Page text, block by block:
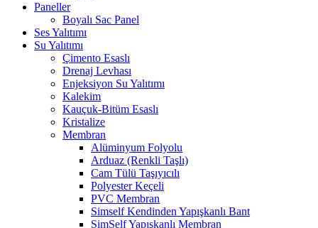
Paneller
Boyalı Sac Panel
Ses Yalıtımı
Su Yalıtımı
Çimento Esaslı
Drenaj Levhası
Enjeksiyon Su Yalıtımı
Kalekim
Kauçuk-Bitüm Esaslı
Kristalize
Membran
Alüminyum Folyolu
Arduaz (Renkli Taşlı)
Cam Tülü Taşıyıcılı
Polyester Keçeli
PVC Membran
Simself Kendinden Yapışkanlı Bant
SimSelf Yapışkanlı Membran